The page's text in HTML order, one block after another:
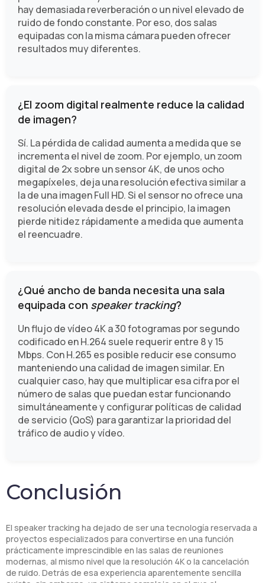
hay demasiada reverberación o un nivel elevado de
ruido de fondo constante. Por eso, dos salas
equipadas con la misma cámara pueden ofrecer
resultados muy diferentes.
¿El zoom digital realmente reduce la calidad
de imagen?
Sí. La pérdida de calidad aumenta a medida que se
incrementa el nivel de zoom. Por ejemplo, un zoom
digital de 2x sobre un sensor 4K, de unos ocho
megapíxeles, deja una resolución efectiva similar a
la de una imagen Full HD. Si el sensor no ofrece una
resolución elevada desde el principio, la imagen
pierde nitidez rápidamente a medida que aumenta
el reencuadre.
¿Qué ancho de banda necesita una sala
equipada con speaker tracking?
Un flujo de vídeo 4K a 30 fotogramas por segundo
codificado en H.264 suele requerir entre 8 y 15
Mbps. Con H.265 es posible reducir ese consumo
manteniendo una calidad de imagen similar. En
cualquier caso, hay que multiplicar esa cifra por el
número de salas que puedan estar funcionando
simultáneamente y configurar políticas de calidad
de servicio (QoS) para garantizar la prioridad del
tráfico de audio y vídeo.
Conclusión
El speaker tracking ha dejado de ser una tecnología reservada a
proyectos especializados para convertirse en una función
prácticamente imprescindible en las salas de reuniones
modernas, al mismo nivel que la resolución 4K o la cancelación
de ruido. Detrás de esa experiencia aparentemente sencilla